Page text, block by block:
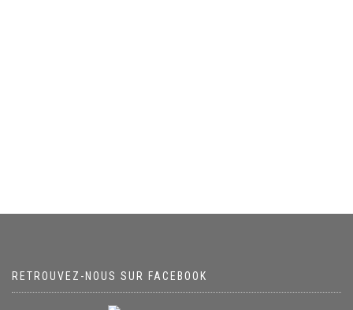
RETROUVEZ-NOUS SUR FACEBOOK